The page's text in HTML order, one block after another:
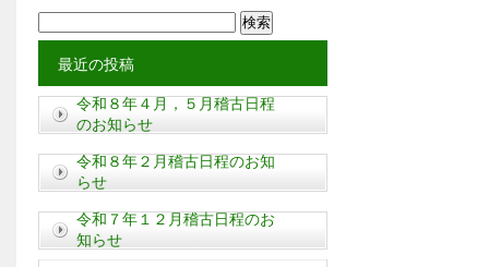
索:
最近の投稿
令和８年４月，５月稽古日程
のお知らせ
令和８年２月稽古日程のお知
らせ
令和７年１２月稽古日程のお
知らせ